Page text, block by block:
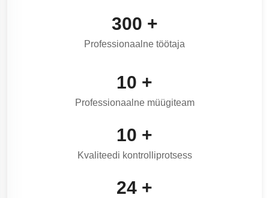
300 +
Professionaalne töötaja
10 +
Professionaalne müügiteam
10 +
Kvaliteedi kontrolliprotsess
24 +